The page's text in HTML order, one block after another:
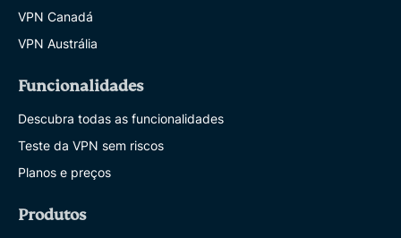
VPN Canadá
VPN Austrália
Funcionalidades
Descubra todas as funcionalidades
Teste da VPN sem riscos
Planos e preços
Produtos